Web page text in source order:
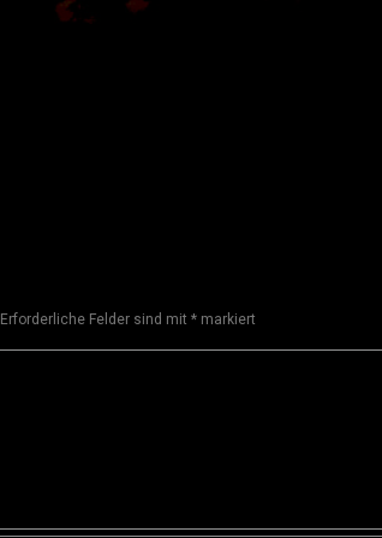
Erforderliche Felder sind mit * markiert